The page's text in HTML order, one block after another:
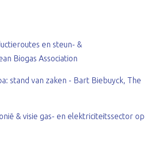
en steun- &
Biogas Association
stand van zaken - Bart Biebuyck, The
& visie gas- en elektriciteitssector op